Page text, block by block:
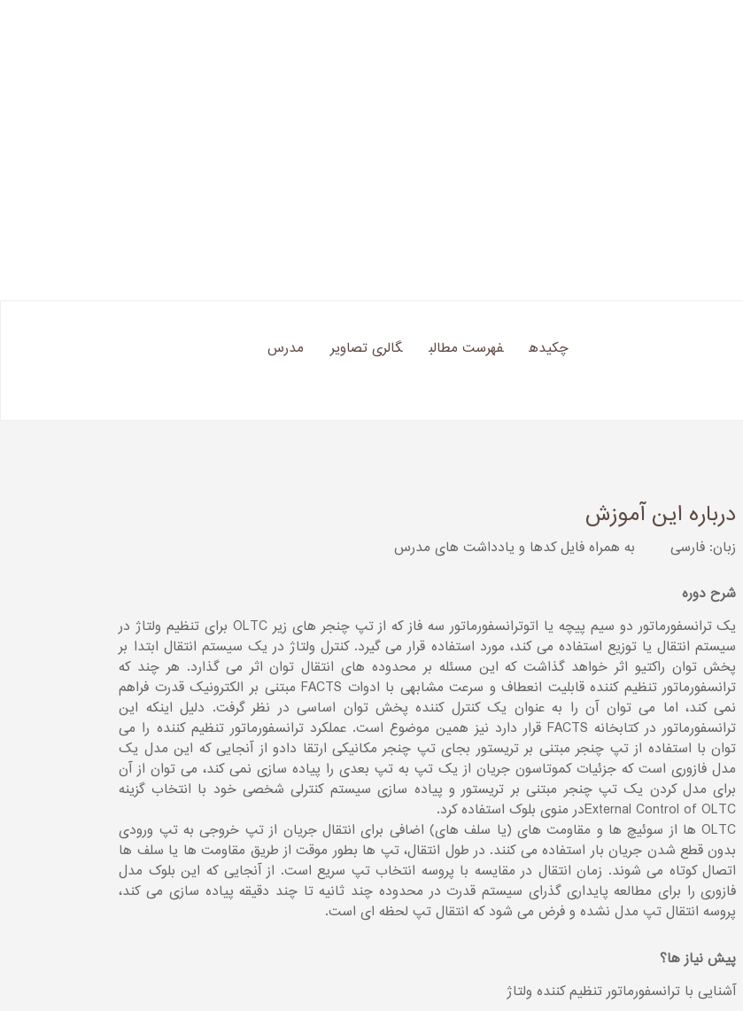
چکیده فهرست مطالب گالری تصاویر مدرس
درباره این آموزش
زبان: فارسی
به همراه فایل کدها و یادداشت های مدرس
شرح دوره
یک ترانسفورماتور دو سیم پیچه یا اتوترانسفورماتور سه فاز که از تپ چنجر های زیر OLTC برای تنظیم ولتاژ در
سیستم انتقال یا توزیع استفاده می کند، مورد استفاده قرار می گیرد. کنترل ولتاژ در یک سیستم انتقال ابتدا بر
پخش توان راکتیو اثر خواهد گذاشت که این مسئله بر محدوده های انتقال توان اثر می گذارد. هر چند که
ترانسفورماتور تنظیم کننده قابلیت انعطاف و سرعت مشابهی با ادوات FACTS مبتنی بر الکترونیک قدرت فراهم
نمی کند، اما می توان آن را به عنوان یک کنترل کننده پخش توان اساسی در نظر گرفت. دلیل اینکه این
ترانسفورماتور در کتابخانه FACTS قرار دارد نیز همین موضوع است. عملکرد ترانسفورماتور تنظیم کننده را می
توان با استفاده از تپ چنجر مبتنی بر تریستور بجای تپ چنجر مکانیکی ارتقا دادو از آنجایی که این مدل یک
مدل فازوری است که جزئیات کموتاسون جریان از یک تپ به تپ بعدی را پیاده سازی نمی کند، می توان از آن
برای مدل کردن یک تپ چنجر مبتنی بر تریستور و پیاده سازی سیستم کنترلی شخصی خود با انتخاب گزینه
External Control of OLTCدر منوی بلوک استفاده کرد.
OLTC ها از سوئیچ ها و مقاومت های (یا سلف های) اضافی برای انتقال جریان از تپ خروجی به تپ ورودی
بدون قطع شدن جریان بار استفاده می کنند. در طول انتقال، تپ ها بطور موقت از طریق مقاومت ها یا سلف ها
اتصال کوتاه می شوند. زمان انتقال در مقایسه با پروسه انتخاب تپ سریع است. از آنجایی که این بلوک مدل
فازوری را برای مطالعه پایداری گذرای سیستم قدرت در محدوده چند ثانیه تا چند دقیقه پیاده سازی می کند،
پروسه انتقال تپ مدل نشده و فرض می شود که انتقال تپ لحظه ای است.
پیش نیاز ها؟
آشنایی با ترانسفورماتور تنظیم کننده ولتاژ